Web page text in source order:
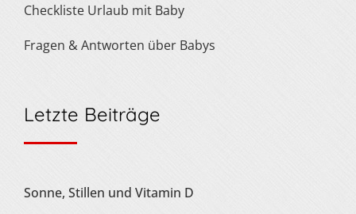
Checkliste Urlaub mit Baby
Fragen & Antworten über Babys
Letzte Beiträge
Sonne, Stillen und Vitamin D